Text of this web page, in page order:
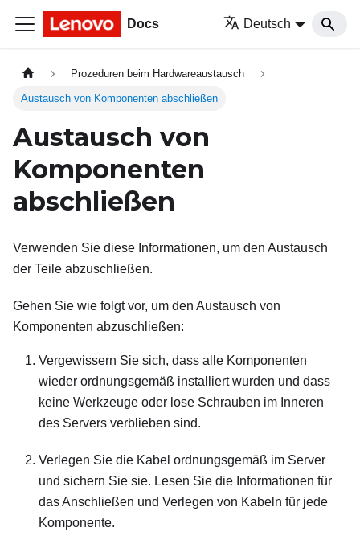
Docs Deutsch
Prozeduren beim Hardwareaustausch
Austausch von Komponenten abschließen
Austausch von
Komponenten
abschließen
Verwenden Sie diese Informationen, um den Austausch
der Teile abzuschließen.
Gehen Sie wie folgt vor, um den Austausch von
Komponenten abzuschließen:
Vergewissern Sie sich, dass alle Komponenten
wieder ordnungsgemäß installiert wurden und dass
keine Werkzeuge oder lose Schrauben im Inneren
des Servers verblieben sind.
Verlegen Sie die Kabel ordnungsgemäß im Server
und sichern Sie sie. Lesen Sie die Informationen für
das Anschließen und Verlegen von Kabeln für jede
Komponente.